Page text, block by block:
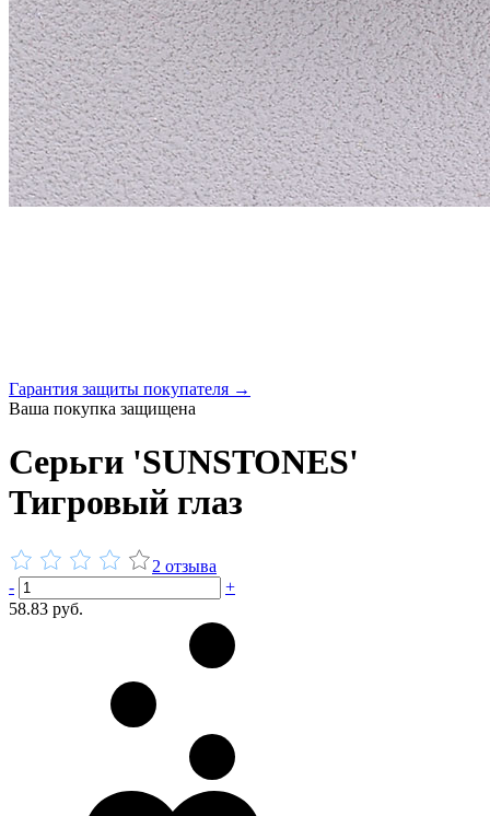
Гарантия защиты покупателя →
Ваша покупка защищена
Серьги 'SUNSTONES'
Тигровый глаз
2 отзыва
-
+
58.83 руб.